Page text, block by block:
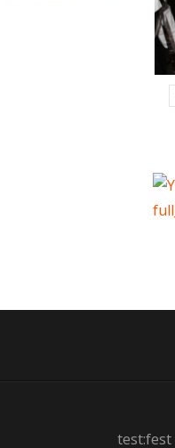
test:fest